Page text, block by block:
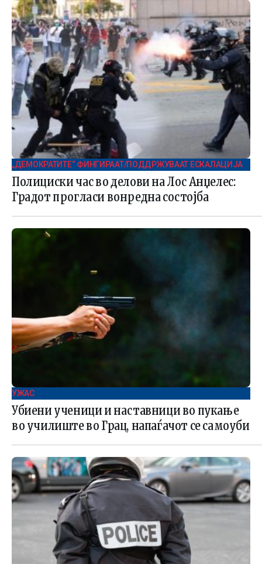
„ДЕМОКРАТИТЕ“ ФИНГИРААТ/ПОДДРЖУВААТ ЕСКАЛАЦИЈА
Полициски час во делови на Лос Анџелес:
Градот прогласи вонредна состојба
УЖАС
Убиени ученици и наставници во пукање
во училиште во Грац, напаѓачот се самоуби